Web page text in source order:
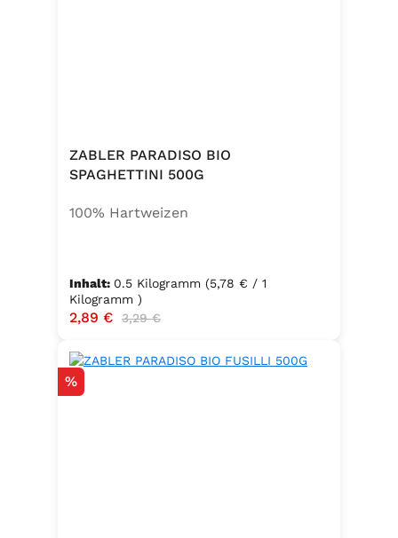
ZABLER PARADISO BIO
SPAGHETTINI 500G
100% Hartweizen
Inhalt: 0.5 Kilogramm (5,78 € / 1
Kilogramm )
Verkaufspreis:
2,89 € Regulärer Preis:
3,29 €
Rabatt
%